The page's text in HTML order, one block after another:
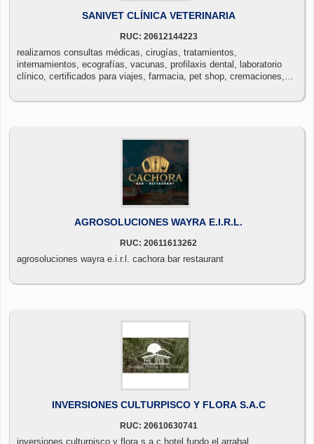
SANIVET CLÍNICA VETERINARIA
RUC: 20612144223
realizamos consultas médicas, cirugías, tratamientos,
internamientos, ecografías, vacunas, profilaxis dental, laboratorio
clínico, certificados para viajes, farmacia, pet shop, cremaciones,
AGROSOLUCIONES WAYRA E.I.R.L.
RUC: 20611613262
agrosoluciones wayra e.i.r.l. cachora bar restaurant
INVERSIONES CULTURPISCO Y FLORA S.A.C
RUC: 20610630741
inversiones culturpisco y flora s.a.c hotel fundo el arrabal